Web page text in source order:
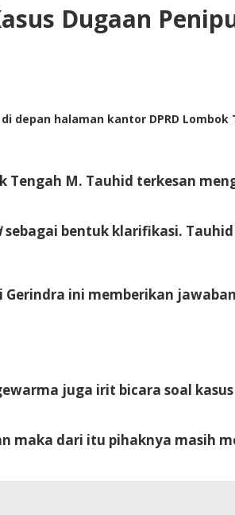
Dugaan
di depan halaman kantor DPRD Lombok
Tengah M. Tauhid terkesan
sebagai bentuk klarifikasi.
ini memberikan
juga irit bicara soal
maka dari itu pihaknya masih